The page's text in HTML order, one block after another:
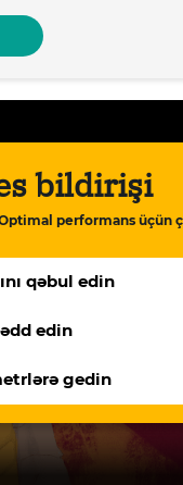
bildirişi
performans üçün
qəbul edin
edin
gedin